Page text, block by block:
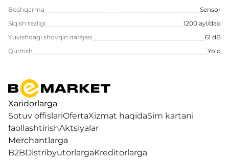
Boshqarma
Sensor
Siqish tezligi
1200 ayl/daq
Yuvishdagi shovqin darajasi
61 dB
Quritish
Yo‘q
Xaridorlarga
Sotuv offislariOfertaXizmat haqidaSim kartani
faollashtirishAktsiyalar
Merchantlarga
B2BDistribyutorlargaKreditorlarga